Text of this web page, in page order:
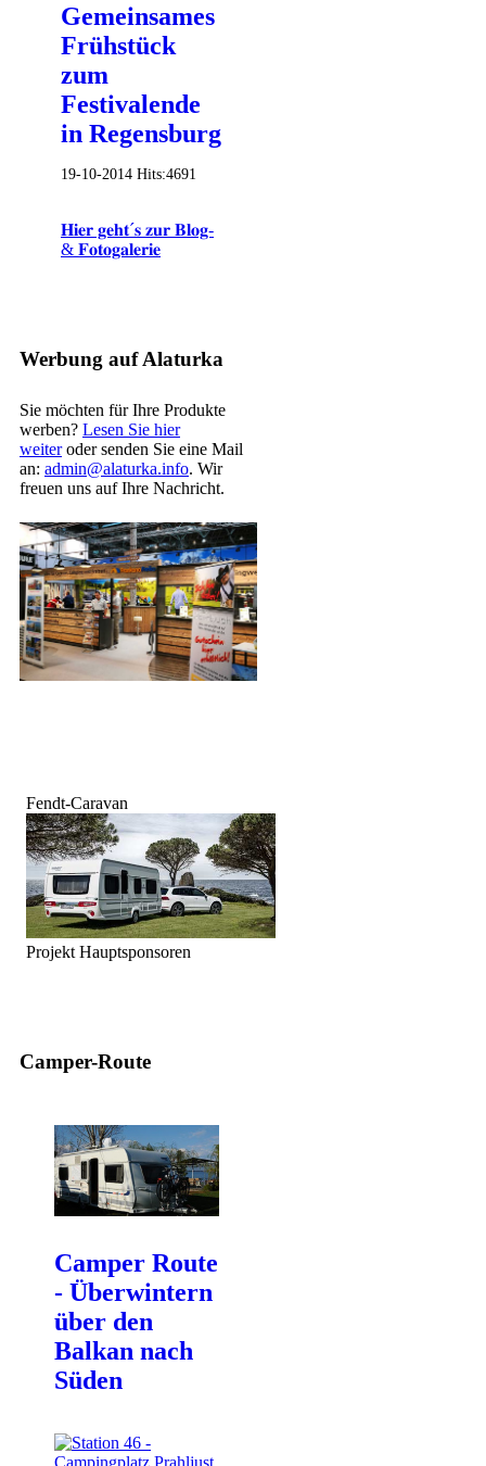
Gemeinsames
Frühstück
zum
Festivalende
in Regensburg
19-10-2014 Hits:4691
𝐇𝐢𝐞𝐫 𝐠𝐞𝐡𝐭´𝐬 𝐳𝐮𝐫 𝐁𝐥𝐨𝐠-
& 𝐅𝐨𝐭𝐨𝐠𝐚𝐥𝐞𝐫𝐢𝐞
Werbung auf Alaturka
Sie möchten für Ihre Produkte
werben? Lesen Sie hier
weiteroder senden Sie eine Mail
an: admin@alaturka.info. Wir
freuen uns auf Ihre Nachricht.
Fendt-Caravan
Projekt Hauptsponsoren
Camper-Route
Camper Route
- Überwintern
über den
Balkan nach
Süden